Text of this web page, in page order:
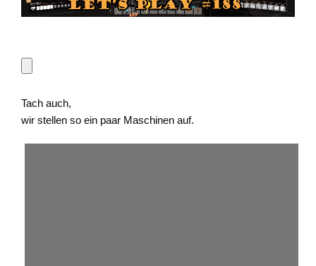
Tach auch,
wir stellen so ein paar Maschinen auf.